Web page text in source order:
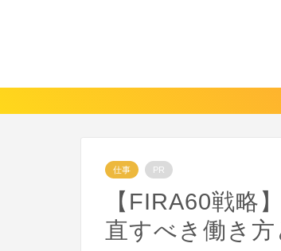
仕事 PR
【FIRA60戦略
直すべき働き方